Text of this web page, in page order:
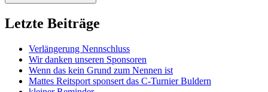
Letzte Beiträge
Verlängerung Nennschluss
Wir danken unseren Sponsoren
Wenn das kein Grund zum Nennen ist
Mattes Reitsport sponsert das C-Turnier Buldern